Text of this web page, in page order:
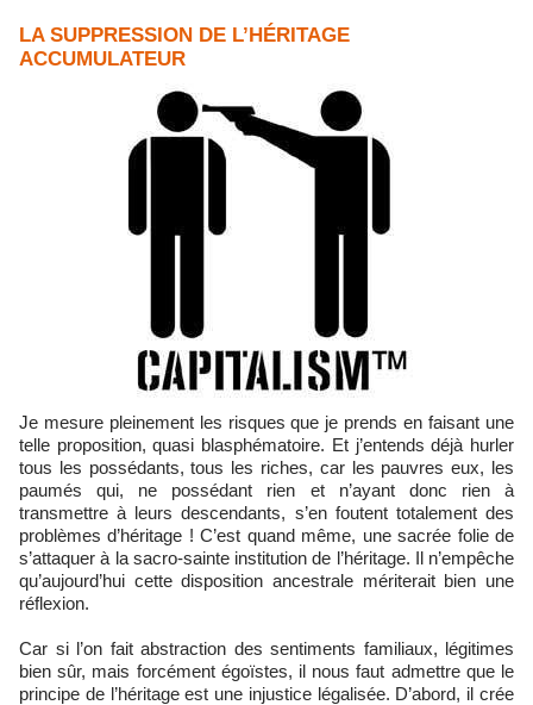
LA SUPPRESSION DE L’HÉRITAGE
ACCUMULATEUR
Je mesure pleinement les risques que je prends en faisant une
telle proposition, quasi blasphématoire. Et j’entends déjà hurler
tous les possédants, tous les riches, car les pauvres eux, les
paumés qui, ne possédant rien et n’ayant donc rien à
transmettre à leurs descendants, s’en foutent totalement des
problèmes d’héritage ! C’est quand même, une sacrée folie de
s’attaquer à la sacro-sainte institution de l’héritage. Il n’empêche
qu’aujourd’hui cette disposition ancestrale mériterait bien une
réflexion.
Car si l’on fait abstraction des sentiments familiaux, légitimes
bien sûr, mais forcément égoïstes, il nous faut admettre que le
principe de l’héritage est une injustice légalisée. D’abord, il crée